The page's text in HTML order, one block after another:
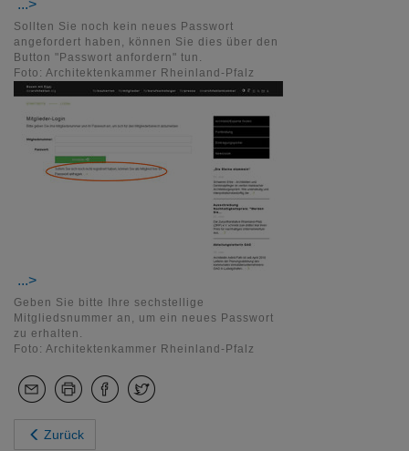
Sollten Sie noch kein neues Passwort
angefordert haben, können Sie dies über den
Button "Passwort anfordern" tun.
Foto: Architektenkammer Rheinland-Pfalz
Geben Sie bitte Ihre sechstellige
Mitgliedsnummer an, um ein neues Passwort
zu erhalten.
Foto: Architektenkammer Rheinland-Pfalz
Zurück